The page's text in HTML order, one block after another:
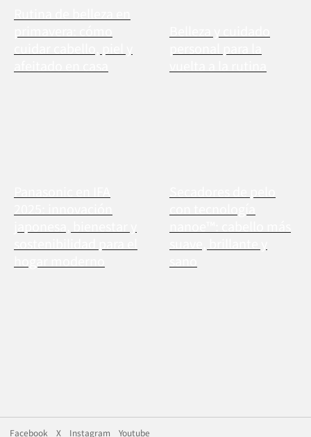
Facebook X Instagram Youtube